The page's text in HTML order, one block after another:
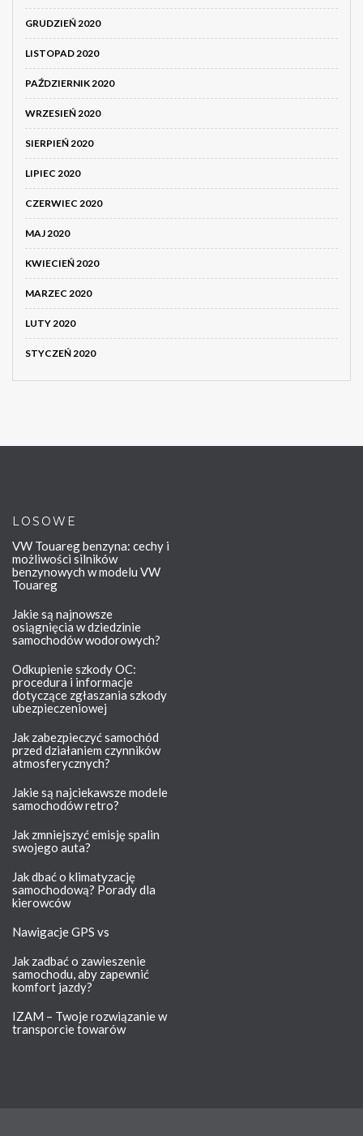
GRUDZIEŃ 2020
LISTOPAD 2020
PAŹDZIERNIK 2020
WRZESIEŃ 2020
SIERPIEŃ 2020
LIPIEC 2020
CZERWIEC 2020
MAJ 2020
KWIECIEŃ 2020
MARZEC 2020
LUTY 2020
STYCZEŃ 2020
LOSOWE
VW Touareg benzyna: cechy i
możliwości silników
benzynowych w modelu VW
Touareg
Jakie są najnowsze
osiągnięcia w dziedzinie
samochodów wodorowych?
Odkupienie szkody OC:
procedura i informacje
dotyczące zgłaszania szkody
ubezpieczeniowej
Jak zabezpieczyć samochód
przed działaniem czynników
atmosferycznych?
Jakie są najciekawsze modele
samochodów retro?
Jak zmniejszyć emisję spalin
swojego auta?
Jak dbać o klimatyzację
samochodową? Porady dla
kierowców
Nawigacje GPS vs
Jak zadbać o zawieszenie
samochodu, aby zapewnić
komfort jazdy?
IZAM – Twoje rozwiązanie w
transporcie towarów